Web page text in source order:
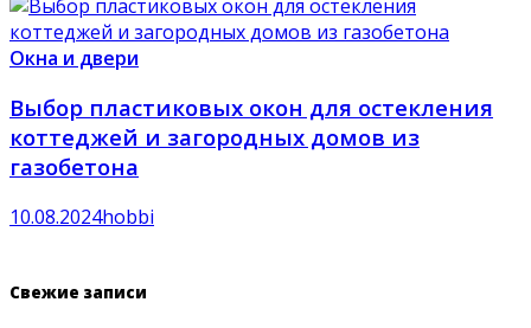
Окна и двери
Выбор пластиковых окон для остекления
коттеджей и загородных домов из
газобетона
10.08.2024hobbi
Свежие записи